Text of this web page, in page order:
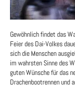
Gewöhnlich findet das
Feier des Dai-Volkes
sich die Menschen
im wahrsten Sinne des
guten Wünsche für das
Drachenbootrennen und